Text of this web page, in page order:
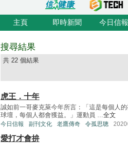
主頁 即時新聞 今日信報
搜尋結果
共 22 個結果
虎王．十年
誠如前一哥麥克萊今年所言：「這是每個人
球壇，每個人都會獲益。」運動員 ...全文
今日信報 副刊文化 老鷹傳奇 令孤思聰 2020
愛打才會拚